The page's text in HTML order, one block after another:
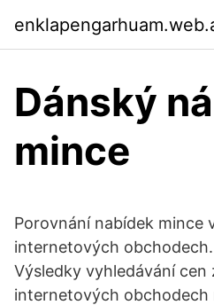
Dánský
mince
Porovnání nabídek mince
internetových
Výsledky vyhledávání cen
internetových obchodech